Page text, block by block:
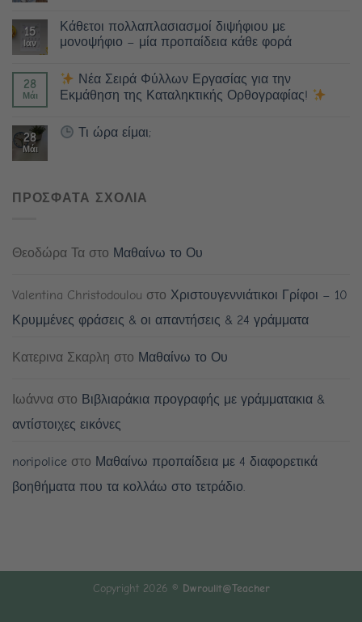
15
Ιαν
Κάθετοι πολλαπλασιασμοί διψήφιου με
μονοψήφιο – μία προπαίδεια κάθε φορά
28
Μάι
Νέα Σειρά Φύλλων Εργασίας για την
Εκμάθηση της Καταληκτικής Ορθογραφίας!
28
Μάι
Τι ώρα είμαι;
ΠΡΟΣΦΑΤΑ ΣΧΟΛΙΑ
Θεοδώρα Τα στο Μαθαίνω το Ου
Valentina Christodoulou στο Χριστουγεννιάτικοι Γρίφοι – 10
Κρυμμένες φράσεις & οι απαντήσεις & 24 γράμματα
Κατερινα Σκαρλη στο Μαθαίνω το Ου
Ιωάννα στο Βιβλιαράκια προγραφής με γράμματακια &
αντίστοιχες εικόνες
noripolice στο Μαθαίνω προπαίδεια με 4 διαφορετικά
βοηθήματα που τα κολλάω στο τετράδιο.
Copyright 2026 © Dwroulit@Teacher